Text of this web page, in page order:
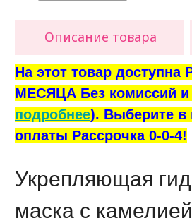
Описание товара
На этот товар
МЕСЯЦА Без комиссий и
подробнее). Выберите в
оплаты Рассрочка 0-0-4!
Укрепляющая
маска с камелией